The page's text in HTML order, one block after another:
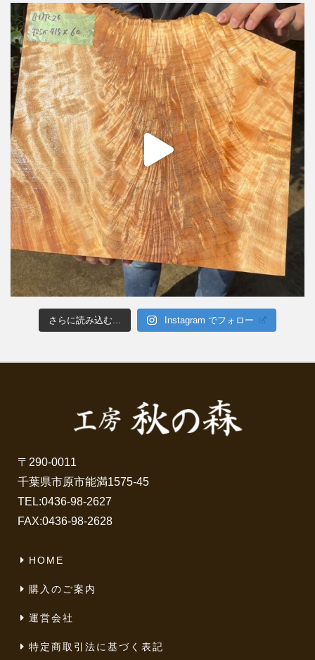
さらに読み込む... Instagram でフォロー
〒290-0011
千葉県市原市能満1575-45
TEL:0436-98-2627
FAX:0436-98-2628
HOME
購入のご案内
運営会社
特定商取引法に基づく表記